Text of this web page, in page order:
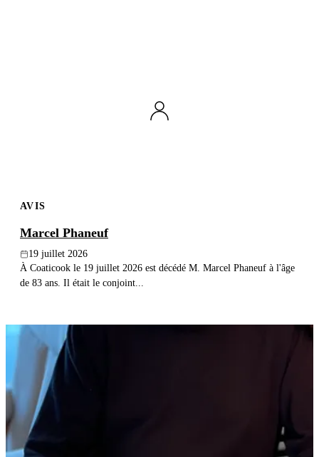
AVIS
Marcel Phaneuf
19 juillet 2026
À Coaticook le 19 juillet 2026 est décédé M. Marcel Phaneuf à l'âge
de 83 ans. Il était le conjoint...